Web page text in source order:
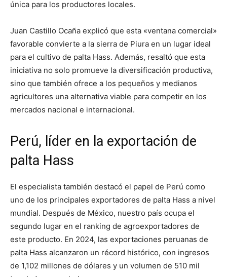
única para los productores locales.
Juan Castillo Ocaña explicó que esta «ventana comercial»
favorable convierte a la sierra de Piura en un lugar ideal
para el cultivo de palta Hass. Además, resaltó que esta
iniciativa no solo promueve la diversificación productiva,
sino que también ofrece a los pequeños y medianos
agricultores una alternativa viable para competir en los
mercados nacional e internacional.
Perú, líder en la exportación de
palta Hass
El especialista también destacó el papel de Perú como
uno de los principales exportadores de palta Hass a nivel
mundial. Después de México, nuestro país ocupa el
segundo lugar en el ranking de agroexportadores de
este producto. En 2024, las exportaciones peruanas de
palta Hass alcanzaron un récord histórico, con ingresos
de 1,102 millones de dólares y un volumen de 510 mil